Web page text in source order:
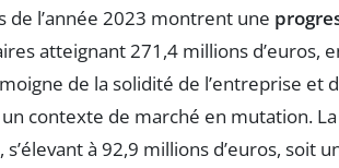
de l’année 2023 montrent une
atteignant 271,4 millions d’euros,
de la solidité de l’entreprise et
contexte de marché en mutation. La
s’élevant à 92,9 millions d’euros, soit